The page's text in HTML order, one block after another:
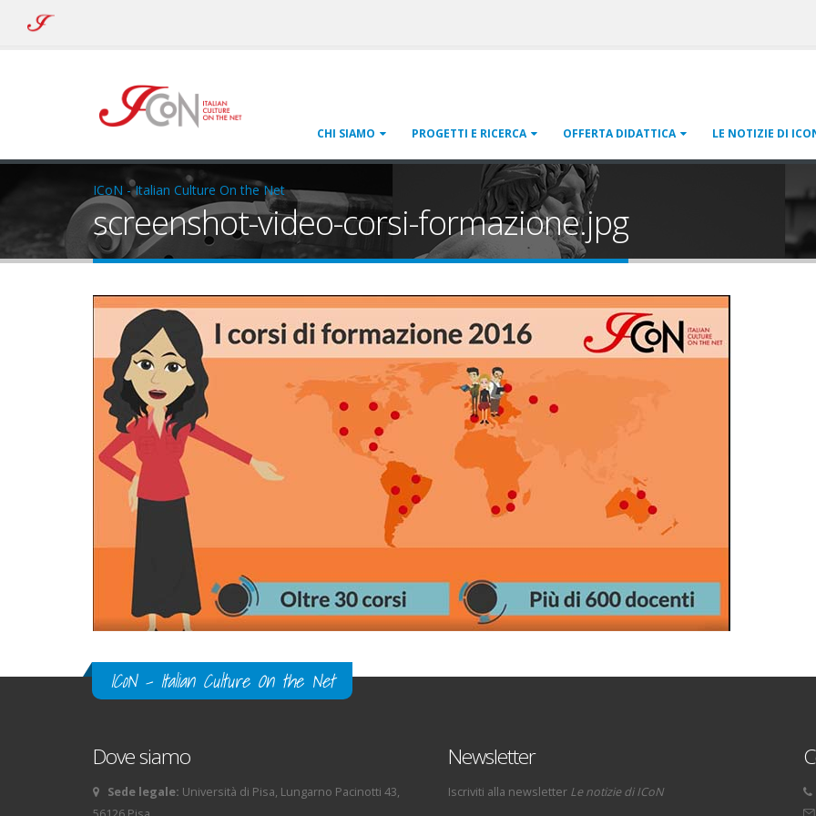
ICoN
CHI SIAMO PROGETTI E RICERCA OFFERTA DIDATTICA LE NOTIZIE DI
ICoN - Italian Culture On the Net
screenshot-video-corsi-formazione.jpg
ICoN - Italian Culture On the Net
Dove siamo
Sede legale: Università di Pisa, Lungarno Pacinotti 43,
Newsletter
Iscriviti alla newsletter Le notizie di ICoN